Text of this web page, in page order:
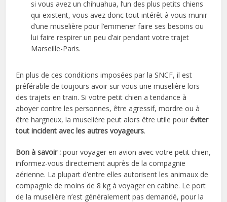
si vous avez un chihuahua, l’un des plus petits chiens
qui existent, vous avez donc tout intérêt à vous munir
d’une muselière pour l’emmener faire ses besoins ou
lui faire respirer un peu d’air pendant votre trajet
Marseille-Paris.
En plus de ces conditions imposées par la SNCF, il est
préférable de toujours avoir sur vous une muselière lors
des trajets en train. Si votre petit chien a tendance à
aboyer contre les personnes, être agressif, mordre ou à
être hargneux, la muselière peut alors être utile pouréviter
tout incident avec les autres voyageurs.
Bon à savoir : pour voyager en avion avec votre petit chien,
informez-vous directement auprès de la compagnie
aérienne. La plupart d’entre elles autorisent les animaux de
compagnie de moins de 8 kg à voyager en cabine. Le port
de la muselière n’est généralement pas demandé, pour la